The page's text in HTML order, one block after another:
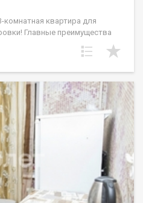
комнатная квартира для
Главные преимущества
общая площадь — 61,4 кв.м.
выходят на две стороны
детей и пожилых людей.
квартира в хорошем жилом
радиаторы отопления
стеклопакеты,
раздельный, просторная
кухонная плита, 2
и мебель.Дом панельный,
и зеленом дворе. Чистый
спокойные соседи. Вся
ходьбы:Школы и детские сады